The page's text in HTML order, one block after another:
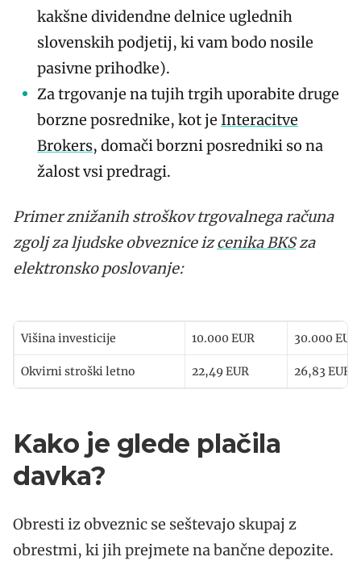
kakšne dividendne delnice uglednih
slovenskih podjetij, ki vam bodo nosile
pasivne prihodke).
Za trgovanje na tujih trgih uporabite druge
borzne posrednike, kot je Interacitve
Brokers, domači borzni posredniki so na
žalost vsi predragi.
Primer znižanih stroškov trgovalnega računa
zgolj za ljudske obveznice izcenika BKSza
elektronsko poslovanje:
Višina investicije 10.000 EUR 30.000 EUR
Okvirni stroški letno 22,49 EUR 26,83 EUR
Kako je glede plačila
davka?
Obresti iz obveznic se seštevajo skupaj z
obrestmi, ki jih prejmete na bančne depozite.